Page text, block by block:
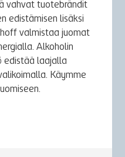
vahvat tuotebrändit
edistämisen lisäksi
valmistaa juomat
Alkoholin
edistää laajalla
Käymme